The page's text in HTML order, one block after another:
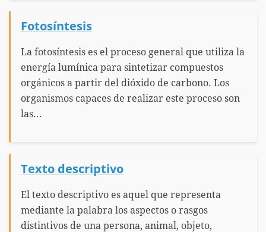
Fotosíntesis
La fotosíntesis es el proceso general que utiliza la
energía lumínica para sintetizar compuestos
orgánicos a partir del dióxido de carbono. Los
organismos capaces de realizar este proceso son
las...
Texto descriptivo
El texto descriptivo es aquel que representa
mediante la palabra los aspectos o rasgos
distintivos de una persona, animal, objeto,